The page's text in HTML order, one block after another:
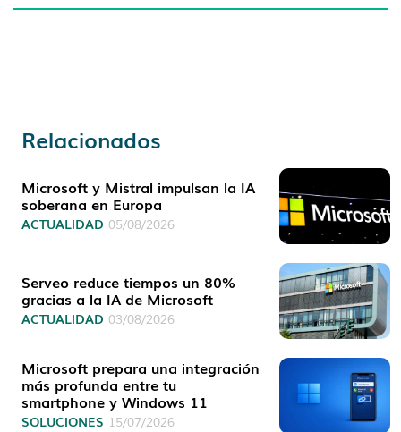
Relacionados
Microsoft y Mistral impulsan la IA
soberana en Europa
ACTUALIDAD 05/08/2026
Serveo reduce tiempos un 80%
gracias a la IA de Microsoft
ACTUALIDAD 03/08/2026
Microsoft prepara una integración
más profunda entre tu
smartphone y Windows 11
SOLUCIONES 15/07/2026